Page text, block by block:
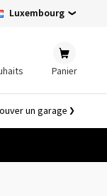
Luxembourg
Panier
un garage